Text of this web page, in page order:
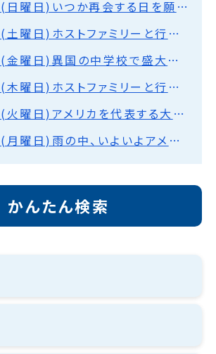
10月30日(日曜日)いつか再会する日を願って(ノックスビル)
10月29日(土曜日)ホストファミリーと行動(ノックスビル)
10月28日(金曜日)異国の中学校で盛大な歓迎式・授業体験(ノックスビル)
10月27日(木曜日)ホストファミリーと行動(ノックスビル)
10月25日(火曜日)アメリカを代表する大都市を見て(シカゴ)
10月24日(月曜日)雨の中、いよいよアメリカに向けて出発！
かんたん検索